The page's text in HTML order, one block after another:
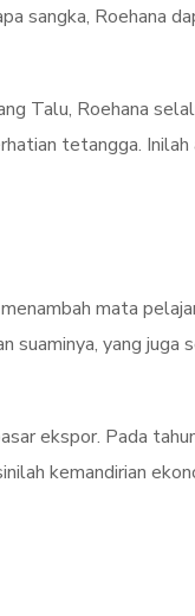
sangka, Roehana
Talu, Roehana
tetangga.
mata
suaminya, yang juga
ekspor. Pada
kemandirian